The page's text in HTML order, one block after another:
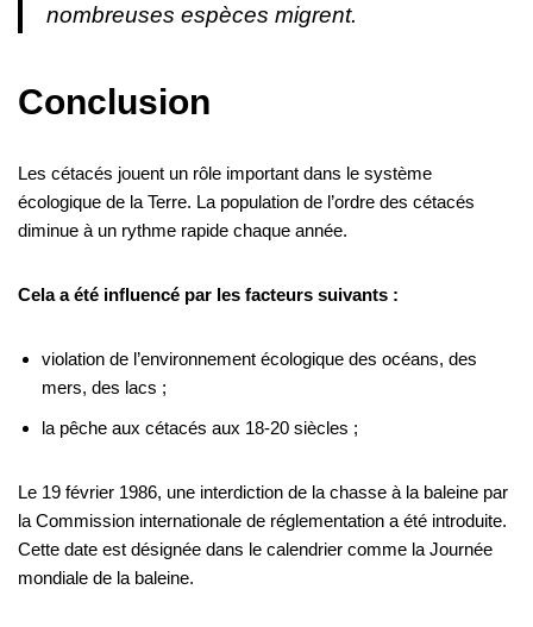
nombreuses espèces migrent.
Conclusion
Les cétacés jouent un rôle important dans le système
écologique de la Terre. La population de l’ordre des cétacés
diminue à un rythme rapide chaque année.
Cela a été influencé par les facteurs suivants :
violation de l’environnement écologique des océans, des
mers, des lacs ;
la pêche aux cétacés aux 18-20 siècles ;
Le 19 février 1986, une interdiction de la chasse à la baleine par
la Commission internationale de réglementation a été introduite.
Cette date est désignée dans le calendrier comme la Journée
mondiale de la baleine.